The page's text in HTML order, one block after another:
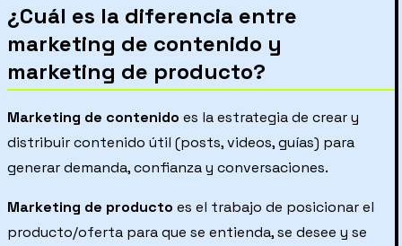
¿Cuál es la diferencia entre
marketing de contenido y
marketing de producto?
Marketing de contenido es la estrategia de crear y
distribuir contenido útil (posts, videos, guías) para
generar demanda, confianza y conversaciones.
Marketing de producto es el trabajo de posicionar el
producto/oferta para que se entienda, se desee y se